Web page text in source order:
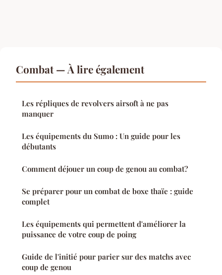
Combat — À lire également
Les répliques de revolvers airsoft à ne pas
manquer
Les équipements du Sumo : Un guide pour les
débutants
Comment déjouer un coup de genou au combat?
Se préparer pour un combat de boxe thaïe : guide
complet
Les équipements qui permettent d'améliorer la
puissance de votre coup de poing
Guide de l'initié pour parier sur des matchs avec
coup de genou